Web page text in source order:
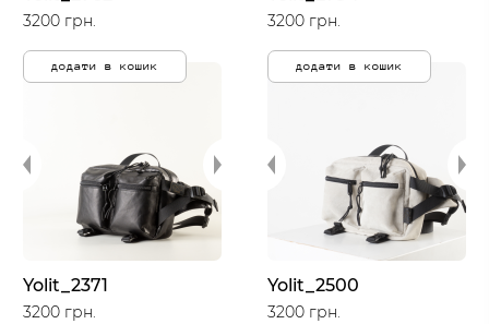
3200 грн.
додати в кошик
3200 грн.
додати в кошик
Yolit_2371
3200 грн.
Yolit_2500
3200 грн.